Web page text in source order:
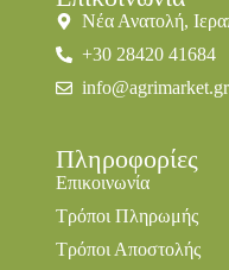
Νέα Ανατολή,
+30 28420 41684
info@agrimarket.gr
Πληροφορίες
Επικοινωνία
Τρόποι Πληρωμής
Τρόποι Αποστολής